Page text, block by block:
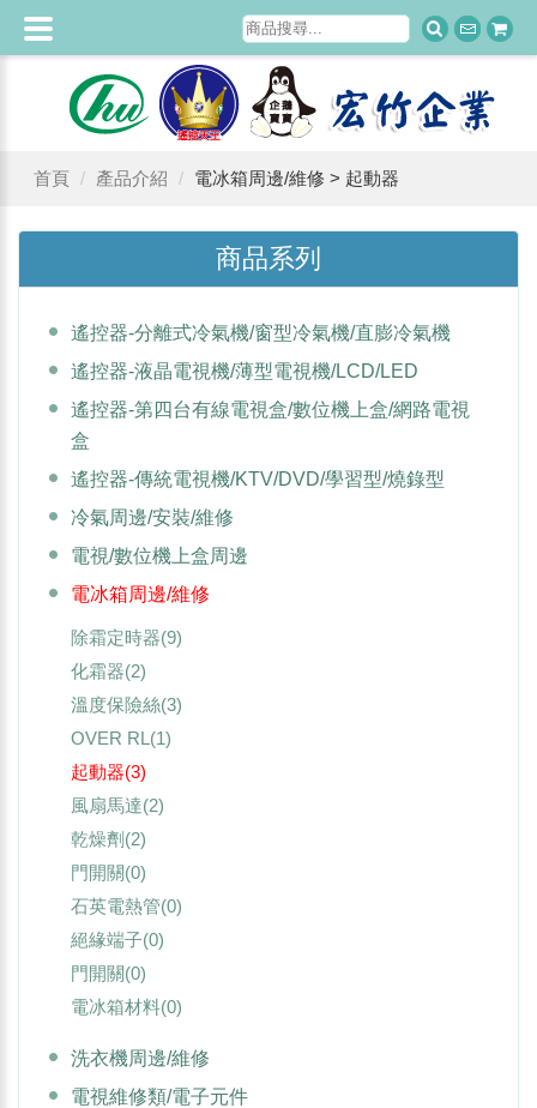
首頁 產品介紹 電冰箱周邊/維修 > 起動器
商品系列
遙控器-分離式冷氣機/窗型冷氣機/直膨冷氣機
遙控器-液晶電視機/薄型電視機/LCD/LED
遙控器-第四台有線電視盒/數位機上盒/網路電視
盒
遙控器-傳統電視機/KTV/DVD/學習型/燒錄型
冷氣周邊/安裝/維修
電視/數位機上盒周邊
電冰箱周邊/維修
除霜定時器(9)
化霜器(2)
溫度保險絲(3)
OVER RL (1)
起動器(3)
風扇馬達(2)
乾燥劑 (2)
門開關(0)
石英電熱管(0)
絕緣端子(0)
門開關(0)
電冰箱材料(0)
洗衣機周邊/維修
電視維修類/電子元件